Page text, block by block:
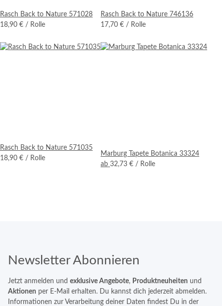
Rasch Back to Nature 571028
18,90 € / Rolle
Rasch Back to Nature 746136
17,70 € / Rolle
Rasch Back to Nature 571035
18,90 € / Rolle
Marburg Tapete Botanica 33324
ab 32,73 € / Rolle
Newsletter Abonnieren
Jetzt anmelden und exklusive Angebote, Produktneuheiten und
Aktionen per E-Mail erhalten. Du kannst dich jederzeit abmelden.
Informationen zur Verarbeitung deiner Daten findest Du in der